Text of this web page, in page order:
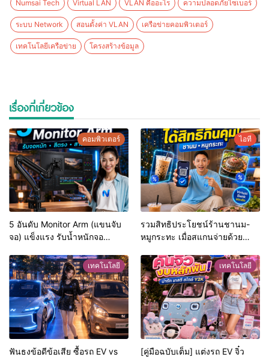
Numsai Tech Virtual LAN VLAN คืออะไร ความปลอดภัยไซเบอร์
ระบบ Network สอนตั้งค่า VLAN เครือข่ายคอมพิวเตอร์
เทคโนโลยีเครือข่าย โครงสร้างข้อมูล
เรื่องที่เกี่ยวข้อง
คอมพิวเตอร์
5 อันดับ Monitor Arm (แขนจับ
จอ) แข็งแรง รับน้ำหนักจอ
วิดีโอที่ดีที่สุด
ไอที
รวมสิทธิประโยชน์ร้านชานม-
หมูกระทะ เมื่อสแกนจ่ายด้วย
ล่าสุด)
เทคโนโลยี
ฟันธงข้อดีข้อเสีย ซื้อรถ EV vs
เทคโนโลยี
[คู่มือฉบับเต็ม] แต่งรถ EV จิ๋ว